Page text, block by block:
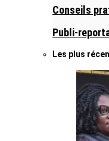
Conseils
Publi-
Les plus